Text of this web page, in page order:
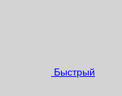
Быстрый